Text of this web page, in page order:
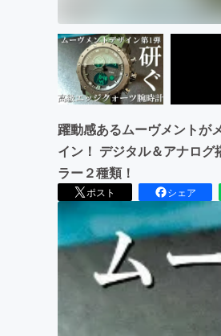
躍動感あるムーヴメントが
イン！ デジタル＆アナロ
ラー２種類！
ポスト シェア